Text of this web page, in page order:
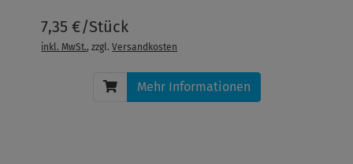
7,35 €/Stück
inkl. MwSt., zzgl.Versandkosten
Mehr Informationen